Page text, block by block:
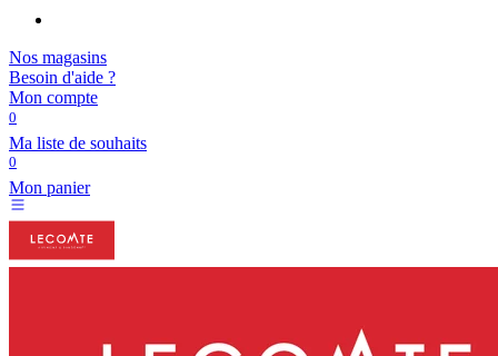
Nos magasins
Besoin d'aide ?
Mon compte
0
Ma liste de souhaits
0
Mon panier